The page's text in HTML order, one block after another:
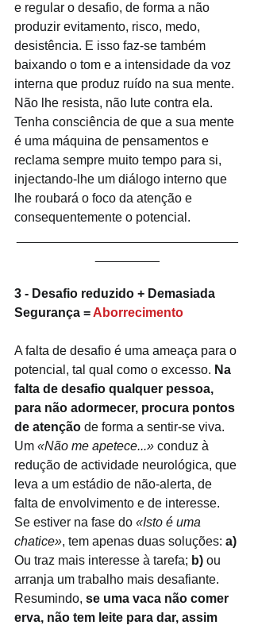
e regular o desafio, de forma a não
produzir evitamento, risco, medo,
desistência. E isso faz-se também
baixando o tom e a intensidade da voz
interna que produz ruído na sua mente.
Não lhe resista, não lute contra ela.
Tenha consciência de que a sua mente
é uma máquina de pensamentos e
reclama sempre muito tempo para si,
injectando-lhe um diálogo interno que
lhe roubará o foco da atenção e
consequentemente o potencial.
3 - Desafio reduzido + Demasiada
Segurança = Aborrecimento
A falta de desafio é uma ameaça para o
potencial, tal qual como o excesso. Na
falta de desafio qualquer pessoa,
para não adormecer, procura pontos
de atenção de forma a sentir-se viva.
Um «Não me apetece...» conduz à
redução de actividade neurológica, que
leva a um estádio de não-alerta, de
falta de envolvimento e de interesse.
Se estiver na fase do «Isto é uma
chatice», tem apenas duas soluções: a)
Ou traz mais interesse à tarefa; b) ou
arranja um trabalho mais desafiante.
Resumindo, se uma vaca não comer
erva, não tem leite para dar, assim